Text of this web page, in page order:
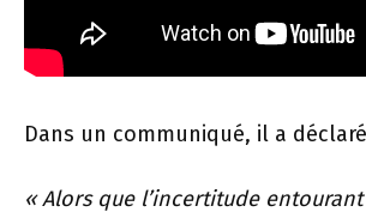
Dans un communiqué, il a
« Alors que l’incertitude